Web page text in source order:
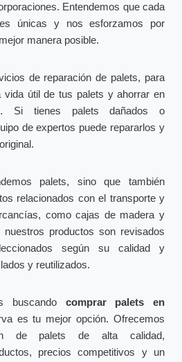
Entendemos que cada
únicas y nos esforzamos por
manera posible.
de reparación de palets, para
vida útil de tus palets y ahorrar en
Si tienes palets dañados o
de expertos puede repararlos y
palets, sino que también
relacionados con el transporte y
como cajas de madera y
productos son revisados
según su calidad y
y reutilizados.
buscando comprar palets en
es tu mejor opción. Ofrecemos
de palets de alta calidad,
precios competitivos y un